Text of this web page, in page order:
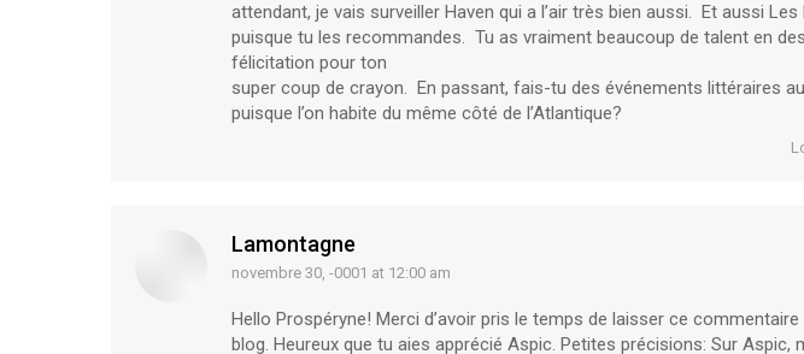
attendant, je vais surveiller Haven qui a l’air très bien aussi. Et aussi Les
puisque tu les recommandes. Tu as vraiment beaucoup de talent en
félicitation pour ton
super coup de crayon. En passant, fais-tu des événements littéraires
puisque l’on habite du même côté de l’Atlantique?
Lamontagne
says:
novembre 30, -0001 at 12:00 am
Hello Prospéryne! Merci d’avoir pris le temps de laisser ce
blog. Heureux que tu aies apprécié Aspic. Petites précisions: Sur Aspic,